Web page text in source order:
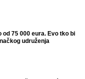
75 000 eura. Evo tko bi
udruženja